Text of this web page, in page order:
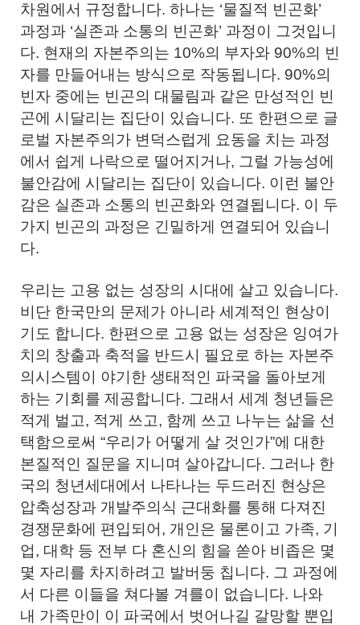
차원에서 규정합니다. 하나는 ‘물질적 빈곤화’
과정과 ‘실존과 소통의 빈곤화’ 과정이 그것입니
다. 현재의 자본주의는 10%의 부자와 90%의 빈
자를 만들어내는 방식으로 작동됩니다. 90%의
빈자 중에는 빈곤의 대물림과 같은 만성적인 빈
곤에 시달리는 집단이 있습니다. 또 한편으로 글
로벌 자본주의가 변덕스럽게 요동을 치는 과정
에서 쉽게 나락으로 떨어지거나, 그럴 가능성에
불안감에 시달리는 집단이 있습니다. 이런 불안
감은 실존과 소통의 빈곤화와 연결됩니다. 이 두
가지 빈곤의 과정은 긴밀하게 연결되어 있습니
다.
우리는 고용 없는 성장의 시대에 살고 있습니다.
비단 한국만의 문제가 아니라 세계적인 현상이
기도 합니다. 한편으로 고용 없는 성장은 잉여가
치의 창출과 축적을 반드시 필요로 하는 자본주
의시스템이 야기한 생태적인 파국을 돌아보게
하는 기회를 제공합니다. 그래서 세계 청년들은
적게 벌고, 적게 쓰고, 함께 쓰고 나누는 삶을 선
택함으로써 “우리가 어떻게 살 것인가”에 대한
본질적인 질문을 지니며 살아갑니다. 그러나 한
국의 청년세대에서 나타나는 두드러진 현상은
압축성장과 개발주의식 근대화를 통해 다져진
경쟁문화에 편입되어, 개인은 물론이고 가족, 기
업, 대학 등 전부 다 혼신의 힘을 쏟아 비좁은 몇
몇 자리를 차지하려고 발버둥 칩니다. 그 과정에
서 다른 이들을 쳐다볼 겨를이 없습니다. 나와
내 가족만이 이 파국에서 벗어나길 갈망할 뿐입